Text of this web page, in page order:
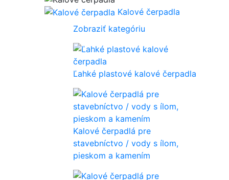
Kalové čerpadla
Zobraziť kategóriu
Ľahké plastové kalové čerpadla
Kalové čerpadlá pre
stavebníctvo / vody s ílom,
pieskom a kamením